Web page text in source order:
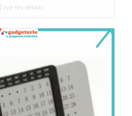
Voir les détails